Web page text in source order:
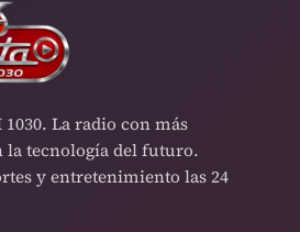
La radio con más
la tecnología del futuro.
y entretenimiento las 24